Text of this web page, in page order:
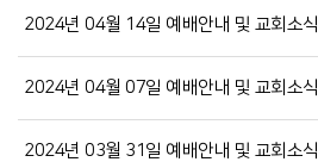
2024년 04월 14일 예배안내 및 교회소식
2024년 04월 07일 예배안내 및 교회소식
2024년 03월 31일 예배안내 및 교회소식